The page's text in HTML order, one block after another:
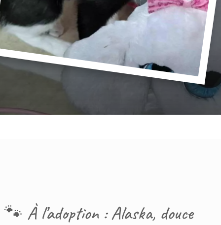
🐾 À l’adoption : Alaska, douce